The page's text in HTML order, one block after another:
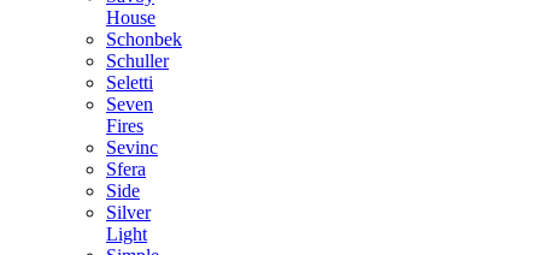
House
Schonbek
Schuller
Seletti
Seven
Fires
Sevinc
Sfera
Side
Silver
Light